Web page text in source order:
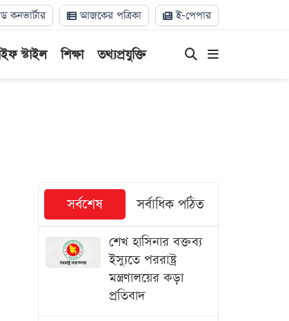
কনভার্টার আজকের পত্রিকা ই-পেপার
স্টাইল শিক্ষা তথ্যপ্রযুক্তি
সর্বশেষ সর্বাধিক পঠিত
শেখ হাসিনার বক্তব্য
ইস্যুতে পররাষ্ট্র
মন্ত্রণালয়ের কড়া
প্রতিবাদ